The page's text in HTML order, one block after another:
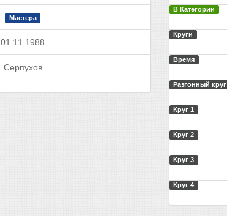
Мастера
01.11.1988
Серпухов
В Категории
Круги
Время
Разгонный круг
Круг 1
Круг 2
Круг 3
Круг 4